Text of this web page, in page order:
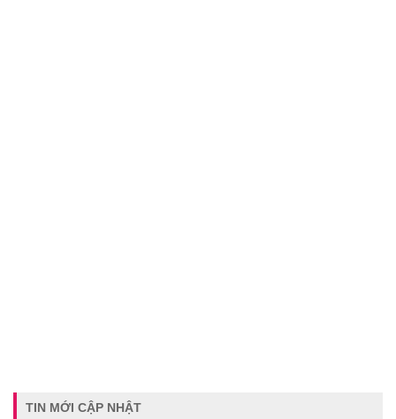
TIN MỚI CẬP NHẬT